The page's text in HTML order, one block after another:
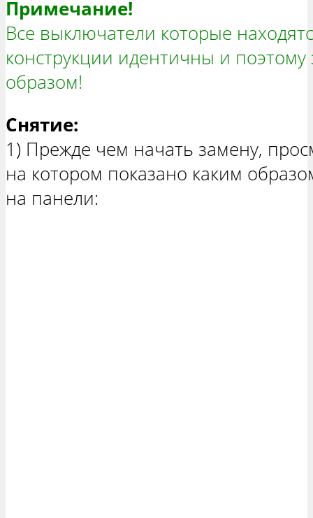
Примечание!
Все выключатели которые
конструкции идентичны и
образом!
Снятие:
1) Прежде чем начать замену,
на котором показано каким
на панели: